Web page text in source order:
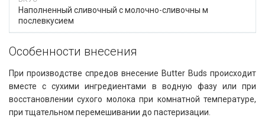
Наполненный сливочный с молочно-сливочны м
послевкусием
Особенности внесения​​
При производстве спредов внесение Butter Buds происходит
вместе с сухими ингредиентами в водную фазу или при
восстановлении сухого молока при комнатной температуре,
при тщательном перемешивании до пастеризации.